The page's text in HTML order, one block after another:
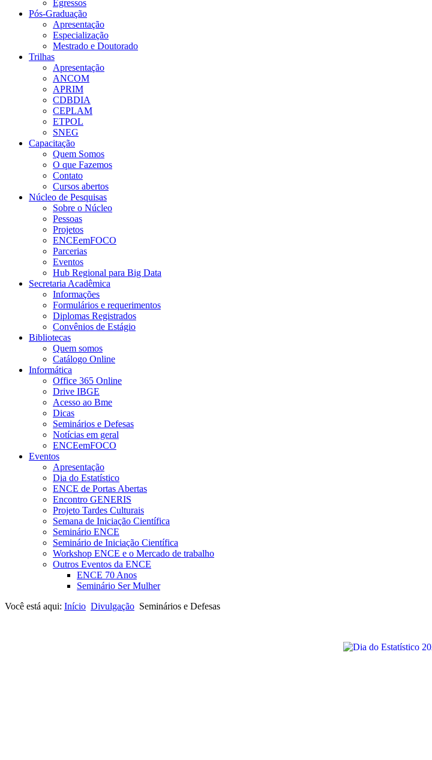
Egressos
Pós-Graduação
Apresentação
Especialização
Mestrado e Doutorado
Trilhas
Apresentação
ANCOM
APRIM
CDBDIA
CEPLAM
ETPOL
SNEG
Capacitação
Quem Somos
O que Fazemos
Contato
Cursos abertos
Núcleo de Pesquisas
Sobre o Núcleo
Pessoas
Projetos
ENCEemFOCO
Parcerias
Eventos
Hub Regional para Big Data
Secretaria Acadêmica
Informações
Formulários e requerimentos
Diplomas Registrados
Convênios de Estágio
Bibliotecas
Quem somos
Catálogo Online
Informática
Office 365 Online
Drive IBGE
Acesso ao Bme
Dicas
Seminários e Defesas
Notícias em geral
ENCEemFOCO
Eventos
Apresentação
Dia do Estatístico
ENCE de Portas Abertas
Encontro GENERIS
Projeto Tardes Culturais
Semana de Iniciação Científica
Seminário ENCE
Seminário de Iniciação Científica
Workshop ENCE e o Mercado de trabalho
Outros Eventos da ENCE
ENCE 70 Anos
Seminário Ser Mulher
Você está aqui: Início Divulgação Seminários e Defesas